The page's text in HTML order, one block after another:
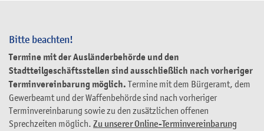
Bitte beachten!
Termine mit der Ausländerbehörde und den
Stadtteilgeschäftsstellen sind ausschließlich nach vorheriger
Terminvereinbarung möglich. Termine mit dem Bürgeramt, dem
Gewerbeamt und der Waffenbehörde sind nach vorheriger
Terminvereinbarung sowie zu den zusätzlichen offenen
Sprechzeiten möglich. Zu unserer Online-Terminvereinbarung